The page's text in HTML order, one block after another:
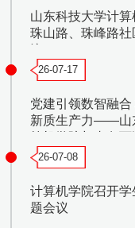
山东科技大学计
珠山路、珠峰路社
26-07-17
党建引领数智融
新质生产力——山
中心开展联合党课
26-07-08
计算机学院召开
题会议